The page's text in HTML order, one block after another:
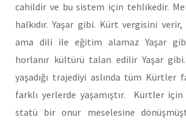
cahildir ve bu sistem için tehlikedir.
halkıdır. Yaşar gibi. Kürt vergisini
ama dili ile eğitim alamaz Yaşar
horlanır kültürü talan edilir Yaşar
yaşadığı trajediyi aslında tüm Kürtler
farklı yerlerde yaşamıştır. Kürtler
statü bir onur meselesine